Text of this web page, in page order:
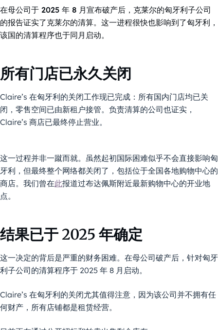
在母公司于 2025 年 8 月宣布破产后，克莱尔的匈牙利子公司
的报告证实了克莱尔的清算。这一进程很快也影响到了匈牙利，
该国的清算程序也于同月启动。
所有门店已永久关闭
Claire’s 在匈牙利的关闭工作现已完成：所有国内门店均已关
闭，零售空间已由新租户接管。负责清算的公司也证实，
Claire’s 商店已最终停止营业。
这一过程并非一蹴而就。虽然起初国际困难似乎不会直接影响匈
牙利，但最终整个网络都关闭了，包括位于全国各地购物中心的
商店。我们曾在此报道过布达佩斯附近最新购物中心的开业地
点。
结果已于 2025 年确定
这一决定的背后是严重的财务困难。在母公司破产后，针对匈牙
利子公司的清算程序于 2025 年 8 月启动。
Claire’s 在匈牙利的关闭尤其值得注意，因为该公司并不拥有任
何财产，所有店铺都是租赁经营。